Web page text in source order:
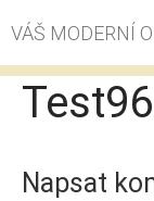
VÁŠ MODERNÍ
Napsat